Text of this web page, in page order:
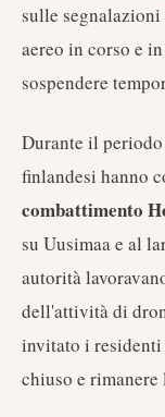
sulle
aereo in corso e
sospendere
Durante il
finlandesi hanno
combattimento
su Uusimaa e al
autorità
dell'attività di
invitato i residenti
chiuso e